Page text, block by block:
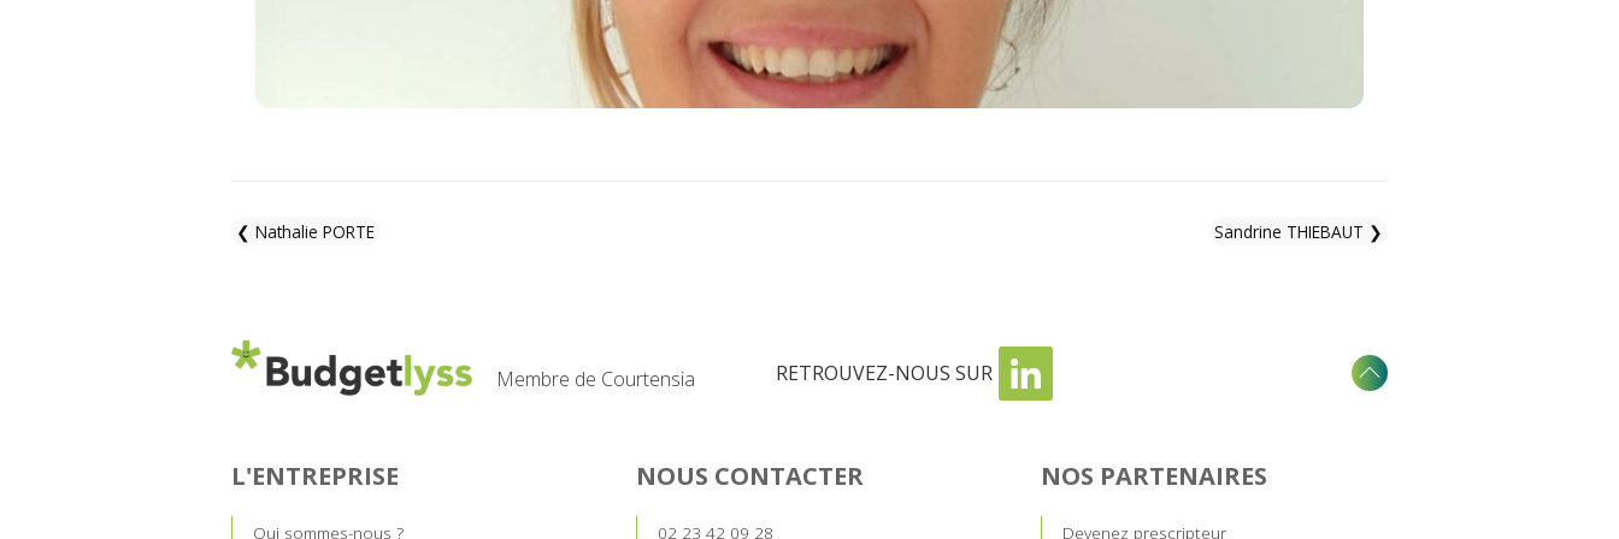
❮ Nathalie PORTE Sandrine THIEBAUT ❯
Membre de Courtensia RETROUVEZ-NOUS SUR
L'ENTREPRISE
Qui sommes-nous ?
NOUS CONTACTER
02 23 42 09 28
NOS PARTENAIRES
Devenez prescripteur